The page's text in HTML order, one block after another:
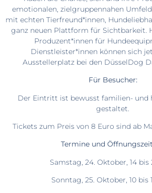
emotionalen, zielgruppennahen
mit echten Tierfreund*innen,
ganz neuen Plattform für Sichtbarkeit.
Produzent*innen für
Dienstleister*innen können sich
Ausstellerplatz bei den DüsselDog
Für Besucher:
Der Eintritt ist bewusst familien- und
gestaltet.
Tickets zum Preis von 8 Euro sind ab
Termine und
Samstag, 24. Oktober, 14 bis
Sonntag, 25. Oktober, 10 bis